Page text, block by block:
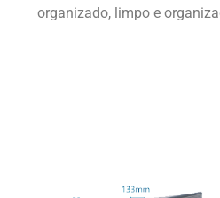
organizado, limpo e